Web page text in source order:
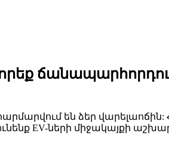
են ձեր
EV-ների միջակայքի